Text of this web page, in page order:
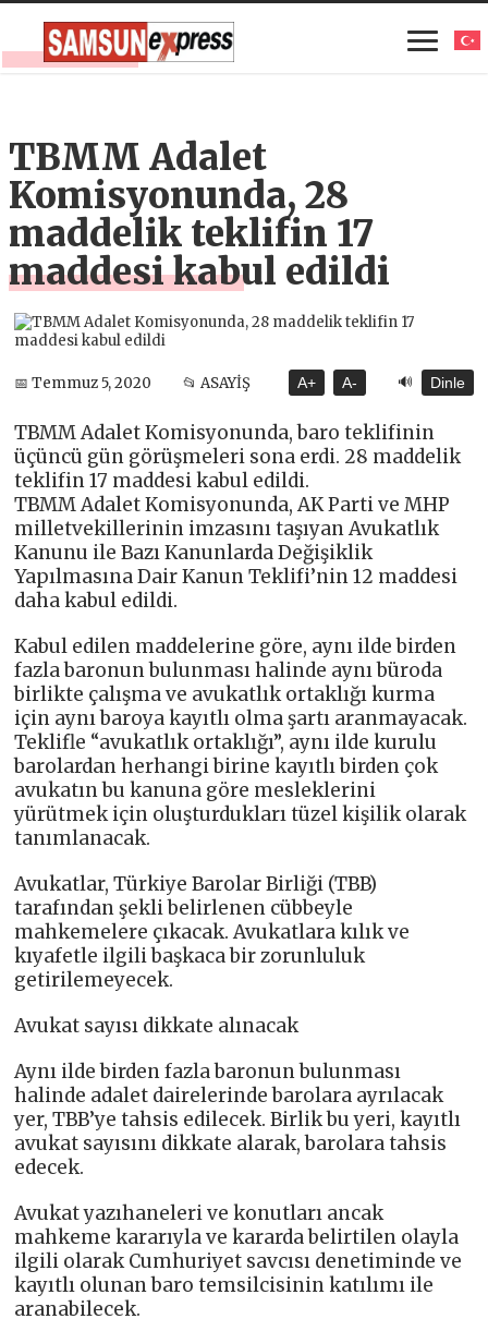
TBMM Adalet
Komisyonunda, 28
maddelik teklifin 17
maddesi kabul edildi
📅 Temmuz 5, 2020 📂 ASAYİŞ A+ A- 🔊 Dinle
TBMM Adalet Komisyonunda, baro teklifinin
üçüncü gün görüşmeleri sona erdi. 28 maddelik
teklifin 17 maddesi kabul edildi.
TBMM Adalet Komisyonunda, AK Parti ve MHP
milletvekillerinin imzasını taşıyan Avukatlık
Kanunu ile Bazı Kanunlarda Değişiklik
Yapılmasına Dair Kanun Teklifi’nin 12 maddesi
daha kabul edildi.
Kabul edilen maddelerine göre, aynı ilde birden
fazla baronun bulunması halinde aynı büroda
birlikte çalışma ve avukatlık ortaklığı kurma
için aynı baroya kayıtlı olma şartı aranmayacak.
Teklifle “avukatlık ortaklığı”, aynı ilde kurulu
barolardan herhangi birine kayıtlı birden çok
avukatın bu kanuna göre mesleklerini
yürütmek için oluşturdukları tüzel kişilik olarak
tanımlanacak.
Avukatlar, Türkiye Barolar Birliği (TBB)
tarafından şekli belirlenen cübbeyle
mahkemelere çıkacak. Avukatlara kılık ve
kıyafetle ilgili başkaca bir zorunluluk
getirilemeyecek.
Avukat sayısı dikkate alınacak
Aynı ilde birden fazla baronun bulunması
halinde adalet dairelerinde barolara ayrılacak
yer, TBB’ye tahsis edilecek. Birlik bu yeri, kayıtlı
avukat sayısını dikkate alarak, barolara tahsis
edecek.
Avukat yazıhaneleri ve konutları ancak
mahkeme kararıyla ve kararda belirtilen olayla
ilgili olarak Cumhuriyet savcısı denetiminde ve
kayıtlı olunan baro temsilcisinin katılımı ile
aranabilecek.